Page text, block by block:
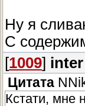
Ну я
С
[1009] inter
Цитата
Кстати, мне